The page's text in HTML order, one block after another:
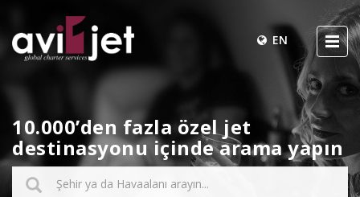
EN
10.000’den fazla özel jet
destinasyonu içinde arama yapın